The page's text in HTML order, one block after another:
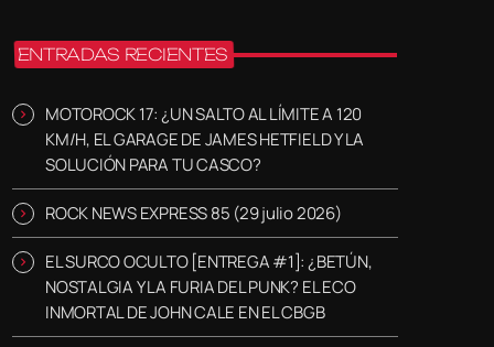
ENTRADAS RECIENTES
MOTOROCK 17: ¿UN SALTO AL LÍMITE A 120
KM/H, EL GARAGE DE JAMES HETFIELD Y LA
SOLUCIÓN PARA TU CASCO?
ROCK NEWS EXPRESS 85 (29 julio 2026)
EL SURCO OCULTO [ENTREGA #1]: ¿BETÚN,
NOSTALGIA Y LA FURIA DEL PUNK? EL ECO
INMORTAL DE JOHN CALE EN EL CBGB